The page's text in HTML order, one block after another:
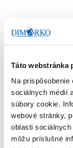
Táto webstránka
Na
sociálnych médií
súbory cookie.
webové stránky,
oblasti
môžu príslušné
WIMEX